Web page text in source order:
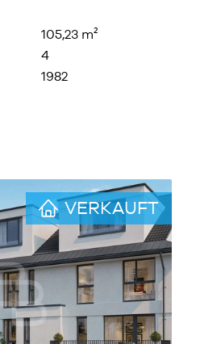
105,23 m²
4
1982
VERKAUFT